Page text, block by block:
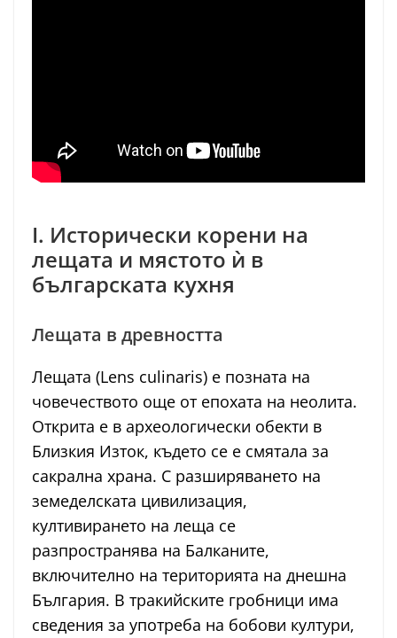
I. Исторически корени на
лещата и мястото ѝ в
българската кухня
Лещата в древността
Лещата (Lens culinaris) е позната на
човечеството още от епохата на неолита.
Открита е в археологически обекти в
Близкия Изток, където се е смятала за
сакрална храна. С разширяването на
земеделската цивилизация,
култивирането на леща се
разпространява на Балканите,
включително на територията на днешна
България. В тракийските гробници има
сведения за употреба на бобови култури,